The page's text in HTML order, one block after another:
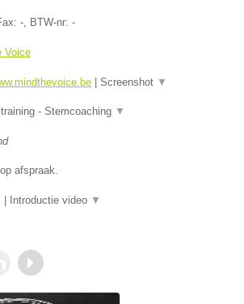
-, BTW-nr: -
Voice
Screenshot ▼
- Stemcoaching ▼
afspraak.
Introductie video ▼